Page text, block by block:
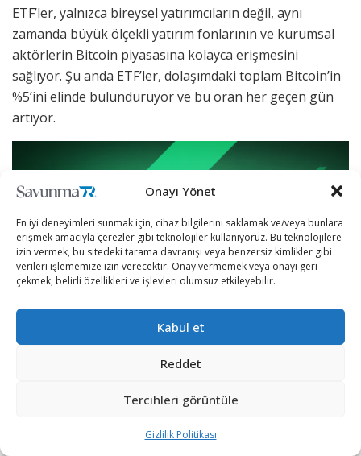
Onayı Yönet
En iyi deneyimleri sunmak için, cihaz bilgilerini saklamak ve/veya bunlara
erişmek amacıyla çerezler gibi teknolojiler kullanıyoruz. Bu teknolojilere
izin vermek, bu sitedeki tarama davranışı veya benzersiz kimlikler gibi
verileri işlememize izin verecektir. Onay vermemek veya onayı geri
çekmek, belirli özellikleri ve işlevleri olumsuz etkileyebilir.
Kabul et
Reddet
Tercihleri görüntüle
Gizlilik Politikası
ETF’ler, yalnızca bireysel yatırımcıların değil, aynı
zamanda büyük ölçekli yatırım fonlarının ve kurumsal
aktörlerin Bitcoin piyasasına kolayca erişmesini
sağlıyor. Şu anda ETF’ler, dolaşımdaki toplam Bitcoin’in
%5’ini elinde bulunduruyor ve bu oran her geçen gün
artıyor.
talebin bu kadar hızlı artması, arzın sabit kalmasıyla
birleştiğinde fiyatların yukarı yönlü hareket etmesi